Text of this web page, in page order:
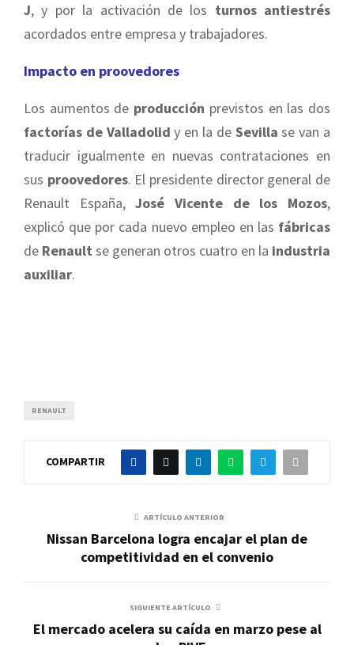
J, y por la activación de los turnos antiestrés
acordados entre empresa y trabajadores.
Impacto en proovedores
Los aumentos de producción previstos en las dos
factorías de Valladolid y en la de Sevilla se van a
traducir igualmente en nuevas contrataciones en
sus proovedores. El presidente director general de
Renault España,José Vicente de los Mozos,
explicó que por cada nuevo empleo en las fábricas
de Renault se generan otros cuatro en la industria
auxiliar.
RENAULT
COMPARTIR
ARTÍCULO ANTERIOR
Nissan Barcelona logra encajar el plan de
competitividad en el convenio
SIGUIENTE ARTÍCULO
El mercado acelera su caída en marzo pese al